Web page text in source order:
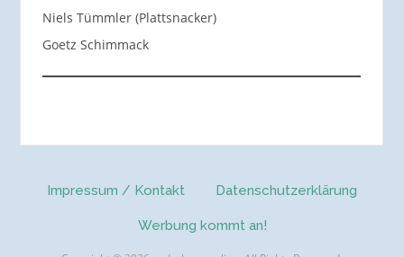
Niels Tümmler (Plattsnacker)
Goetz Schimmack
Impressum / Kontakt Datenschutzerklärung
Werbung kommt an!